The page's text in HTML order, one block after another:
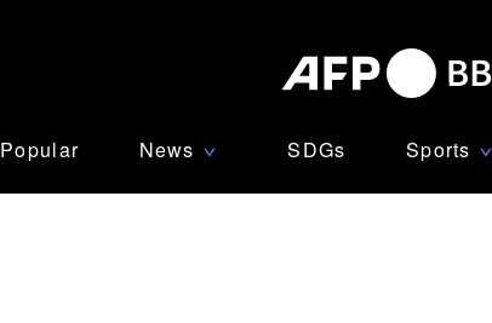
Popular News ∨ SDGs Sports ∨